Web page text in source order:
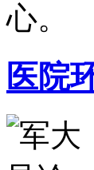
心。
医院